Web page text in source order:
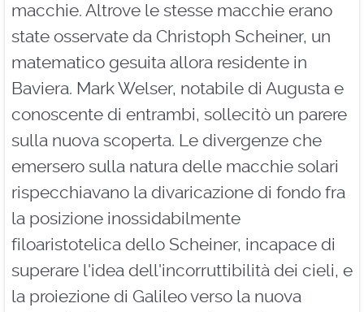
macchie. Altrove le stesse macchie erano
state osservate da Christoph Scheiner, un
matematico gesuita allora residente in
Baviera. Mark Welser, notabile di Augusta e
conoscente di entrambi, sollecitò un parere
sulla nuova scoperta. Le divergenze che
emersero sulla natura delle macchie solari
rispecchiavano la divaricazione di fondo fra
la posizione inossidabilmente
filoaristotelica dello Scheiner, incapace di
superare l'idea dell'incorruttibilità dei cieli, e
la proiezione di Galileo verso la nuova